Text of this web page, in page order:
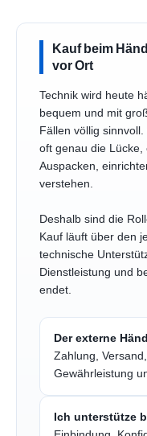
Kauf beim
vor Ort
Technik wird heute
bequem und mit
Fällen völlig
oft genau die Lücke,
Auspacken,
verstehen.
Deshalb sind die
Kauf läuft über den
technische
Dienstleistung und
endet.
Der externe
Zahlung,
Gewährleistung
Ich unterstütze